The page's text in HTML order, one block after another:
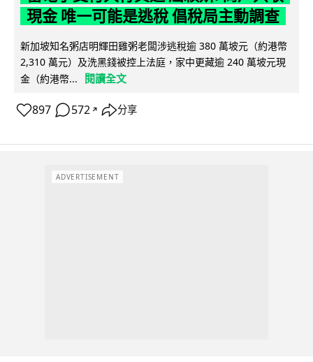
現金 唯一可能是逃稅 倡稅局主動調查
新加坡知名粥店明輝田雞粥老闆涉逃稅逾 380 萬坡元（約港幣
2,310 萬元）及洗黑錢被控上法庭，家中更藏逾 240 萬坡元現
金（約港幣...
閱讀全文
897 572 ↗ 分享
ADVERTISEMENT